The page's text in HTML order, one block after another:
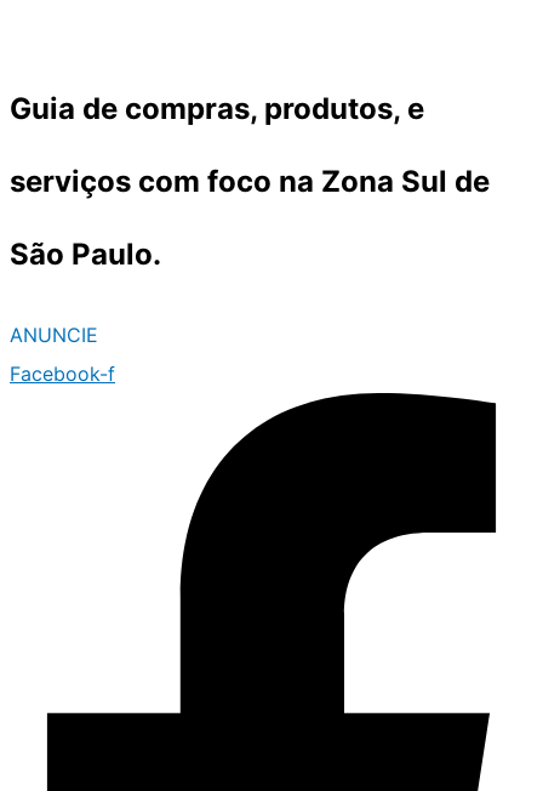
o
Guia de compras, produtos, e
serviços com foco na Zona Sul de
São Paulo.
ANUNCIE
Facebook-f